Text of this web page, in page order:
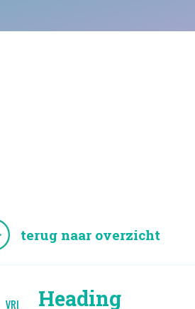
terug naar overzicht
VRI Heading